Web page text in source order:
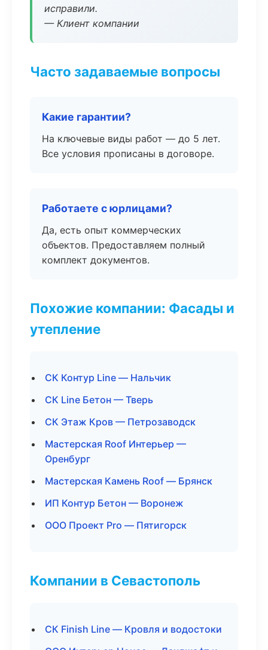
исправили.
— Клиент компании
Часто задаваемые вопросы
Какие гарантии?
На ключевые виды работ — до 5 лет.
Все условия прописаны в договоре.
Работаете с юрлицами?
Да, есть опыт коммерческих
объектов. Предоставляем полный
комплект документов.
Похожие компании: Фасады и
утепление
СК Контур Line — Нальчик
СК Line Бетон — Тверь
СК Этаж Кров — Петрозаводск
Мастерская Roof Интерьер —
Оренбург
Мастерская Камень Roof — Брянск
ИП Контур Бетон — Воронеж
ООО Проект Pro — Пятигорск
Компании в Севастополь
СК Finish Line — Кровля и водостоки